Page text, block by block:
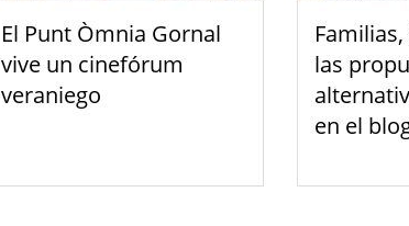
El Punt Òmnia Gornal
vive un cinefórum
veraniego
las
en el